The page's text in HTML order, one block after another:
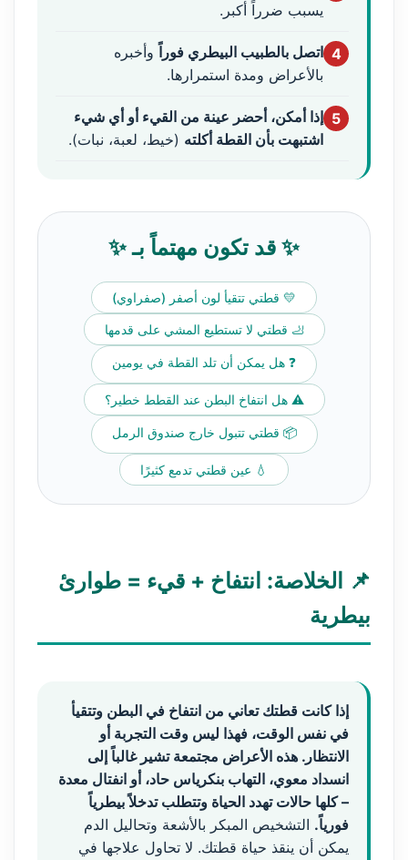
يسبب ضرراً أكبر.
4 اتصل بالطبيب البيطري فوراً وأخبره
بالأعراض ومدة استمرارها.
5 إذا أمكن، أحضر عينة من القيء أو أي شيء
اشتبهت بأن القطة أكلته (خيط، لعبة، نبات).
✨ قد تكون مهتماً بـ ✨
💛 قطتي تتقيأ لون أصفر (صفراوي)
🦶 قطتي لا تستطيع المشي على قدمها
❓ هل يمكن أن تلد القطة في يومين
⚠️ هل انتفاخ البطن عند القطط خطير؟
📦 قطتي تتبول خارج صندوق الرمل
💧 عين قطتي تدمع كثيرًا
📌 الخلاصة: انتفاخ + قيء = طوارئ
بيطرية
إذا كانت قطتك تعاني من انتفاخ في البطن وتتقيأ
في نفس الوقت، فهذا ليس وقت التجربة أو
الانتظار. هذه الأعراض مجتمعة تشير غالباً إلى
انسداد معوي، التهاب بنكرياس حاد، أو انفتال معدة
– كلها حالات تهدد الحياة وتتطلب تدخلاً بيطرياً
فورياً. التشخيص المبكر بالأشعة وتحاليل الدم
يمكن أن ينقذ حياة قطتك. لا تحاول علاجها في